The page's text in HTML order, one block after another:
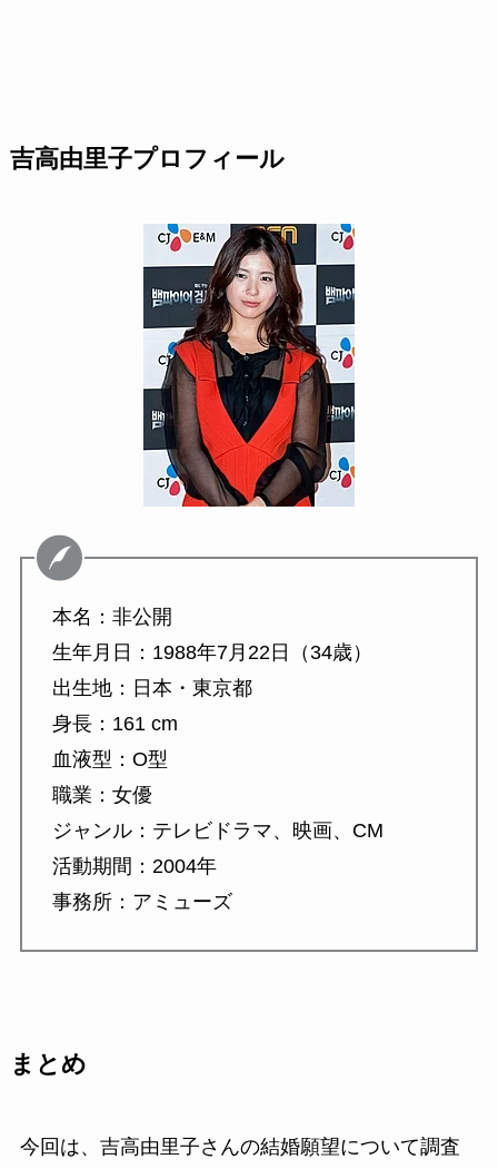
吉高由里子プロフィール
本名：非公開
生年月日：1988年7月22日（34歳）
出生地：日本・東京都
身長：161 cm
血液型：O型
職業：女優
ジャンル：テレビドラマ、映画、CM
活動期間：2004年
事務所：アミューズ
まとめ
今回は、吉高由里子さんの結婚願望について調査